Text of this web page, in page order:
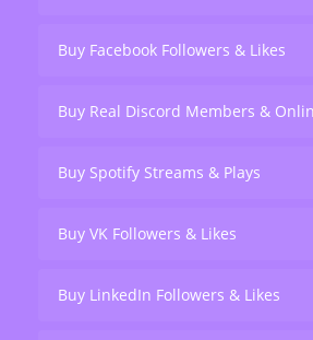
Buy Facebook Followers & Likes
Buy Real Discord Members &
Buy Spotify Streams & Plays
Buy VK Followers & Likes
Buy LinkedIn Followers & Likes